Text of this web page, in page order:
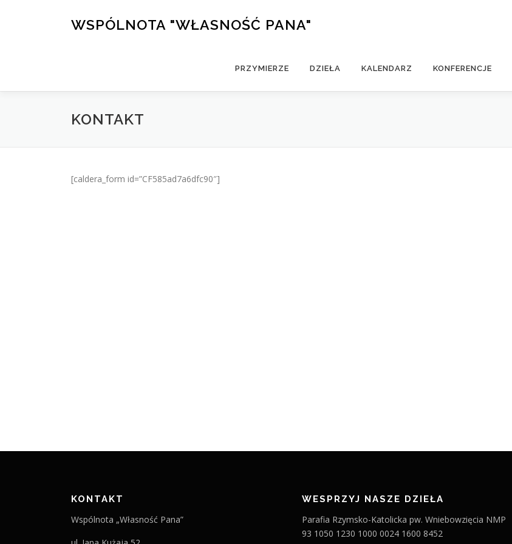
WSPÓLNOTA "WŁASNOŚĆ PANA"
PRZYMIERZE DZIEŁA KALENDARZ KONFERENCJE
KONTAKT
[caldera_form id=”CF585ad7a6dfc90″]
KONTAKT
Wspólnota „Własność Pana”
WESPRZYJ NASZE DZIEŁA
Parafia Rzymsko-Katolicka pw. Wniebowzięcia NMP
93 1050 1230 1000 0024 1600 8452